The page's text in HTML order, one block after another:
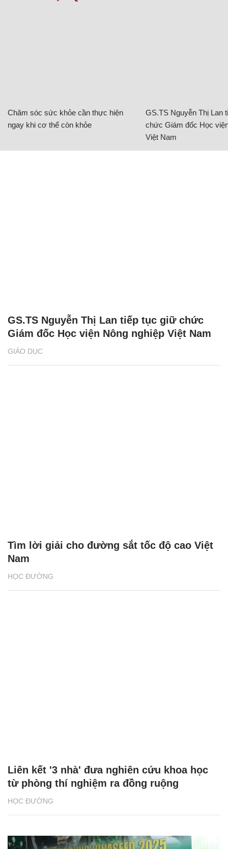
Chăm sóc sức khỏe cần thực hiện
ngay khi cơ thể còn khỏe
GS.TS Nguyễn Thị Lan
chức Giám đốc Học
Việt Nam
GIÁO DỤC
GS.TS Nguyễn Thị Lan tiếp tục giữ chức
Giám đốc Học viện Nông nghiệp Việt Nam
HỌC ĐƯỜNG
Tìm lời giải cho đường sắt tốc độ cao Việt
Nam
HỌC ĐƯỜNG
Liên kết '3 nhà' đưa nghiên cứu khoa học
từ phòng thí nghiệm ra đồng ruộng